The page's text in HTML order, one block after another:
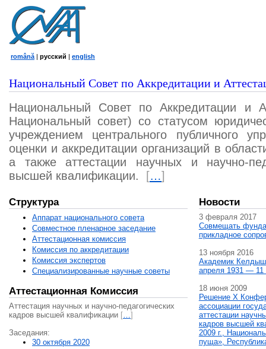
română | русский | english
Национальный Совет по Аккредитации и
Национальный Совет по Аккредитации и
Национальный совет) со статусом
учреждением центрального публичного
оценки и аккредитации организаций в
а также аттестации научных и научно-
высшей квалификации.
[…]
Структура
Аппарат национального совета
Совместное пленарное заседание
Аттестационная комисcия
Комиссия по аккредитации
Комиссия экспертов
Специализированные научные советы
Аттестационная Комиссия
Аттестация научных и научно-педагогических
кадров высшей квалификации […]
Заседания:
30 октября 2020
Новости
3 февраля 2017
Совмещать
прикладное
13 ноября 2016
Академик
апреля 1931 — 11
18 июня 2009
Решение X
ассоциации
аттестации
кадров высшей
2009 г.,
пуща»,